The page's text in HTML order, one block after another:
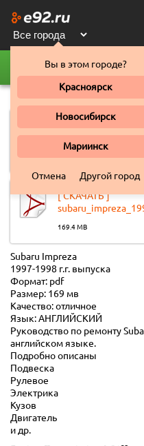
Вы в этом городе?
Красноярск
Новосибирск
Мариинск
Отмена Другой город
Subaru Impreza 1997 1998
[ СКАЧАТЬ ]
0.02 MB
[ СКАЧАТЬ ]
169.4 MB
Subaru Impreza
1997-1998 г.г. выпуска
Формат: pdf
Размер: 169 мв
Качество: отличное
Язык: АНГЛИЙСКИЙ
Руководство по ремонту
английском языке.
Подробно описаны
Подвеска
Рулевое
Электрика
Кузов
Двигатель
и др.